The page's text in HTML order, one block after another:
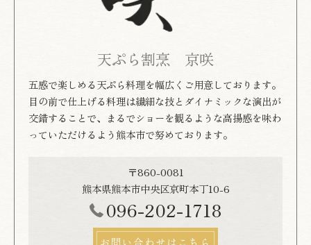
天ぷら割烹 京咲
五感で楽しめる天ぷら料理を幅広くご用意しております。
目の前で仕上げる料理は繊細な技とダイナミックな演出が
交錯することで、まるでショーを観るような高揚感を味わ
っていただけるよう熊本市で努めております。
〒860-0081
熊本県熊本市中央区京町本丁10-6
096-202-1718
お問い合わせはこちら